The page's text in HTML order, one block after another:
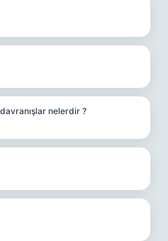
davranışlar nelerdir ?